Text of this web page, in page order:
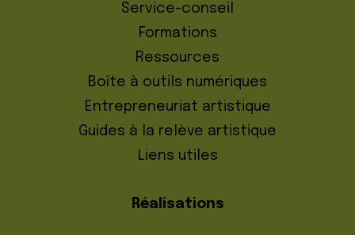
Service-conseil
Formations
Ressources
Boîte à outils numériques
Entrepreneuriat artistique
Guides à la relève artistique
Liens utiles
Réalisations